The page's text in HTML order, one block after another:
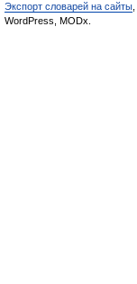
Экспорт словарей на сайты
WordPress, MODx.